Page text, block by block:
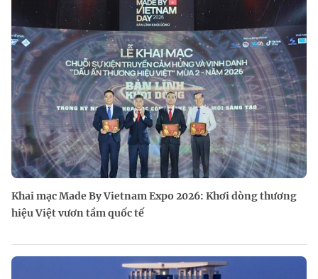
Khai mạc Made By Vietnam Expo 2026: Khơi dòng thương
hiệu Việt vươn tầm quốc tế